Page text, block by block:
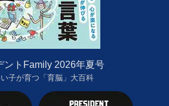
ントFamily 2026年夏号
子が育つ「育脳」大百科